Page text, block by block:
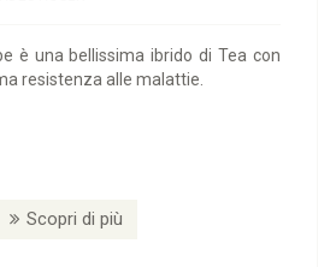
è una bellissima ibrido di Tea con
resistenza alle malattie.
Scopri di più